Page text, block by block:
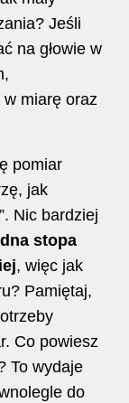
Jeśli
na głowie w
miarę oraz
pomiar
jak
Nic bardziej
stopa
, więc jak
Pamiętaj,
Co powiesz
To wydaje
do